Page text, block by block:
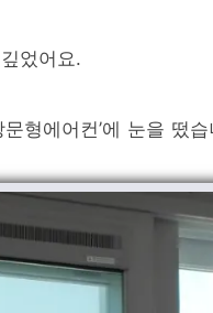
었어요.
형에어컨’에 눈을 떴습